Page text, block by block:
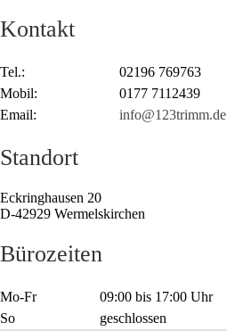
Kontakt
Tel.:
02196 769763
Mobil:
0177 7112439
Email:
info@123trimm.de
Standort
Eckringhausen 20
D-42929 Wermelskirchen
Bürozeiten
Mo-Fr
09:00 bis 17:00 Uhr
So
geschlossen